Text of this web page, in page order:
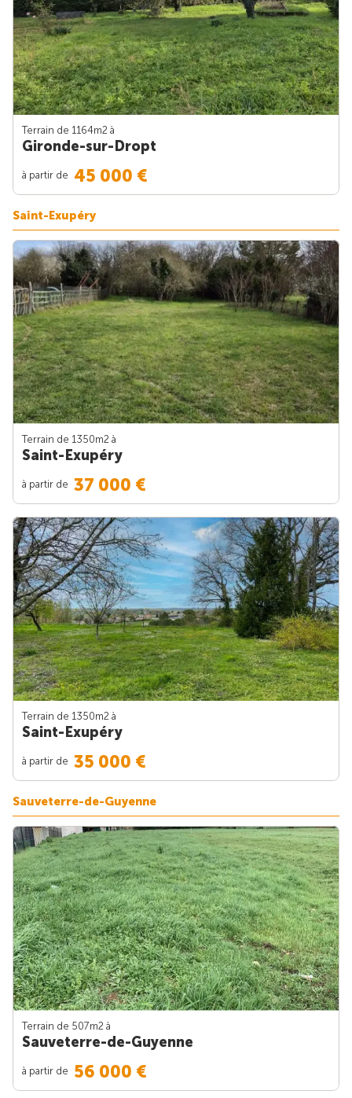
Terrain de 1164m2 à
Gironde-sur-Dropt
à partir de 45 000 €
Saint-Exupéry
Terrain de 1350m2 à
Saint-Exupéry
à partir de 37 000 €
Terrain de 1350m2 à
Saint-Exupéry
à partir de 35 000 €
Sauveterre-de-Guyenne
Terrain de 507m2 à
Sauveterre-de-Guyenne
à partir de 56 000 €